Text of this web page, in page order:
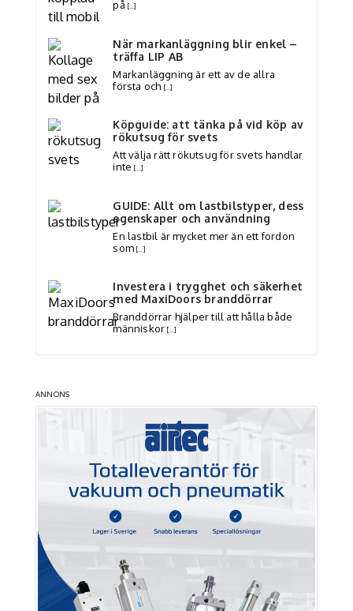
på […]
När markanläggning blir enkel –
träffa LIP AB
Markanläggning är ett av de allra
första och […]
Köpguide: att tänka på vid köp av
rökutsug för svets
Att välja rätt rökutsug för svets handlar
inte[…]
GUIDE: Allt om lastbilstyper, dess
egenskaper och användning
En lastbil är mycket mer än ett fordon
som[…]
Investera i trygghet och säkerhet
med MaxiDoors branddörrar
Branddörrar hjälper till att hålla både
människor[…]
ANNONS